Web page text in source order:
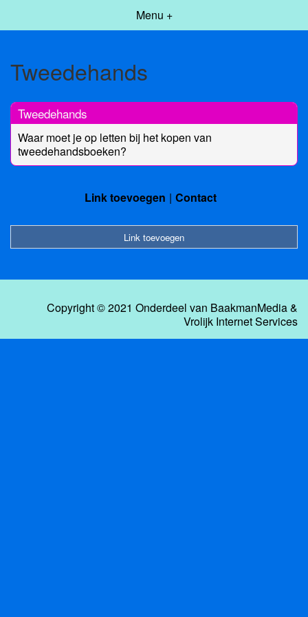
Menu +
Tweedehands
Tweedehands
Waar moet je op letten bij het kopen van
tweedehandsboeken?
Link toevoegen Contact
Link toevoegen
Copyright © 2021 Onderdeel van BaakmanMedia&
Vrolijk Internet Services